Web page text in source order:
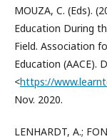
MOUZA, C. (Eds).
Education During
Field. Association
Education (AACE).
<https://
Nov. 2020.
LENHARDT, A.;